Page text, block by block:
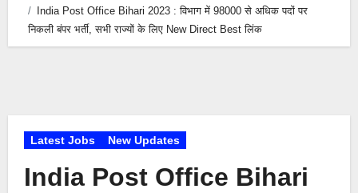
India Post Office Bihari 2023 : विभाग में 98000 से अधिक पदों पर
निकली बंपर भर्ती, सभी राज्यों के लिए New Direct Best लिंक
Latest Jobs New Updates
India Post Office Bihari